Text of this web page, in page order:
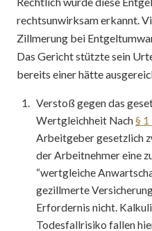
rechtsunwirksam erkannt.
Zillmerung bei
Das Gericht stützte sein
bereits einer hätte
Verstoß gegen das
Wertgleichheit Nach § 1
Arbeitgeber gesetzlich
der Arbeitnehmer eine
“wertgleiche
gezillmerte
Erfordernis nicht.
Todesfallrisiko fallen